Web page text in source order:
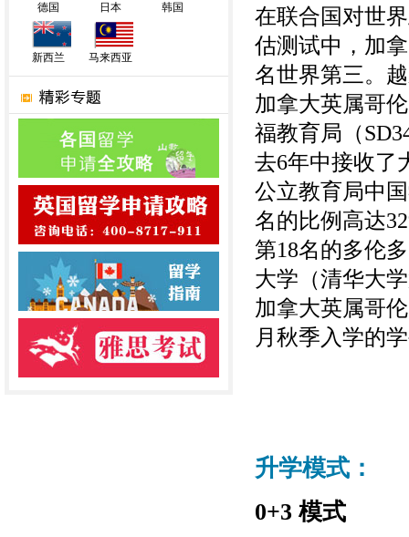
德国 日本 韩国
新西兰 马来西亚
在联合国对世
估测试中，加
名世界第三。
加拿大英属哥
福教育局（
去6年中接收了
公立教育局中
名的比例高达
第18名的多伦
大学（清华大
加拿大英属哥
月 秋季入学的
升学模式：
0+3 模式